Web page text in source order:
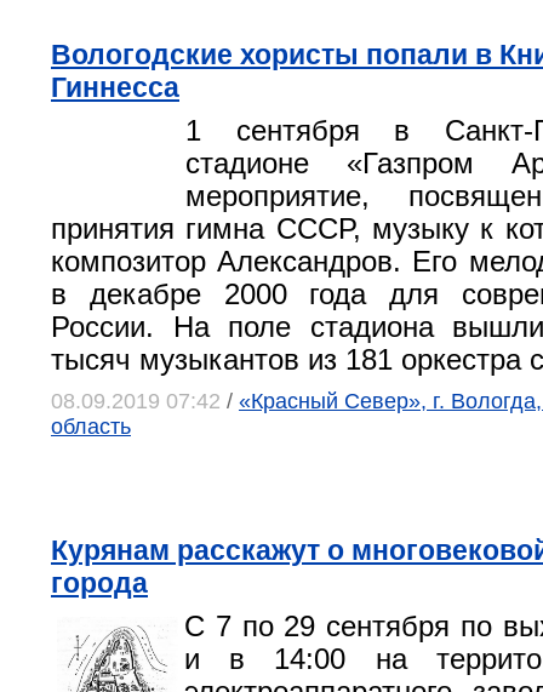
Вологодские хористы попали в
Гиннесса
1 сентября в Санкт-
стадионе «Газпром
мероприятие,
принятия гимна СССР, музыку к
композитор Александров. Его
в декабре 2000 года для
России. На поле стадиона
тысяч музыкантов из 181 оркестра
08.09.2019 07:42 / «Красный Север», г.
область
Курянам расскажут о
города
С 7 по 29 сентября по
и в 14:00 на